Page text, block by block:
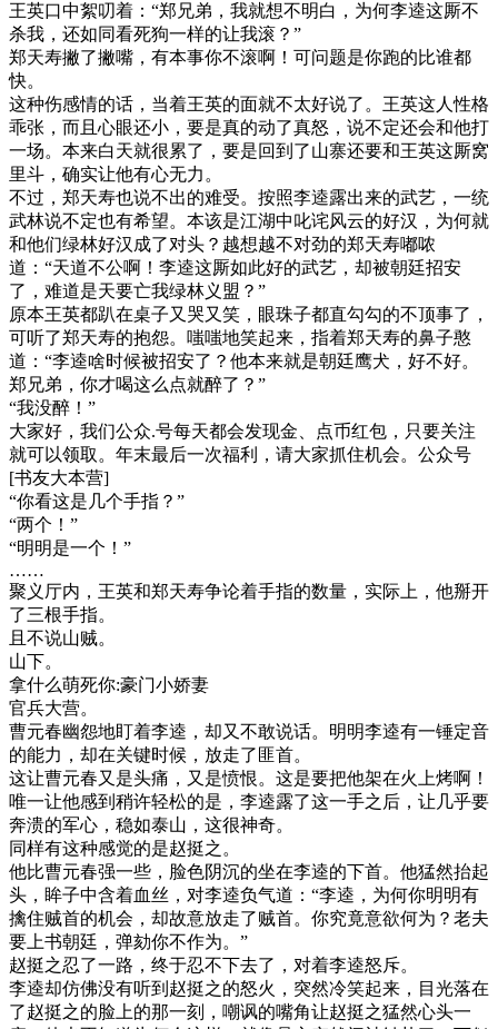
王英口中絮叨着：“郑兄弟，我就想不明白，为何李逵这厮不
杀我，还如同看死狗一样的让我滚？”
郑天寿撇了撇嘴，有本事你不滚啊！可问题是你跑的比谁都
快。
这种伤感情的话，当着王英的面就不太好说了。王英这人性格
乖张，而且心眼还小，要是真的动了真怒，说不定还会和他打
一场。本来白天就很累了，要是回到了山寨还要和王英这厮窝
里斗，确实让他有心无力。
不过，郑天寿也说不出的难受。按照李逵露出来的武艺，一统
武林说不定也有希望。本该是江湖中叱诧风云的好汉，为何就
和他们绿林好汉成了对头？越想越不对劲的郑天寿嘟哝
道：“天道不公啊！李逵这厮如此好的武艺，却被朝廷招安
了，难道是天要亡我绿林义盟？”
原本王英都趴在桌子又哭又笑，眼珠子都直勾勾的不顶事了，
可听了郑天寿的抱怨。嗤嗤地笑起来，指着郑天寿的鼻子憨
道：“李逵啥时候被招安了？他本来就是朝廷鹰犬，好不好。
郑兄弟，你才喝这么点就醉了？”
“我没醉！”
大家好，我们公众.号每天都会发现金、点币红包，只要关注
就可以领取。年末最后一次福利，请大家抓住机会。公众号
[书友大本营]
“你看这是几个手指？”
“两个！”
“明明是一个！”
……
聚义厅内，王英和郑天寿争论着手指的数量，实际上，他掰开
了三根手指。
且不说山贼。
山下。
拿什么萌死你:豪门小娇妻
官兵大营。
曹元春幽怨地盯着李逵，却又不敢说话。明明李逵有一锤定音
的能力，却在关键时候，放走了匪首。
这让曹元春又是头痛，又是愤恨。这是要把他架在火上烤啊！
唯一让他感到稍许轻松的是，李逵露了这一手之后，让几乎要
奔溃的军心，稳如泰山，这很神奇。
同样有这种感觉的是赵挺之。
他比曹元春强一些，脸色阴沉的坐在李逵的下首。他猛然抬起
头，眸子中含着血丝，对李逵负气道：“李逵，为何你明明有
擒住贼首的机会，却故意放走了贼首。你究竟意欲何为？老夫
要上书朝廷，弹劾你不作为。”
赵挺之忍了一路，终于忍不下去了，对着李逵怒斥。
李逵却仿佛没有听到赵挺之的怒火，突然冷笑起来，目光落在
了赵挺之的脸上的那一刻，嘲讽的嘴角让赵挺之猛然心头一